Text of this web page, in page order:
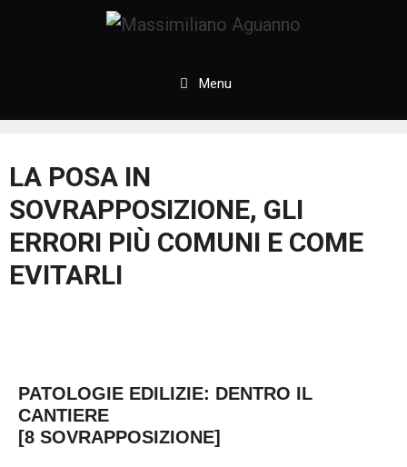
Menu
LA POSA IN
SOVRAPPOSIZIONE, GLI
ERRORI PIÙ COMUNI E COME
EVITARLI
PATOLOGIE EDILIZIE: DENTRO IL
CANTIERE
[8 SOVRAPPOSIZIONE]